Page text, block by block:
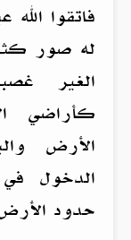
فاتقوا
له صور
الغير
كأراضي
الأرض
الدخول
حدود